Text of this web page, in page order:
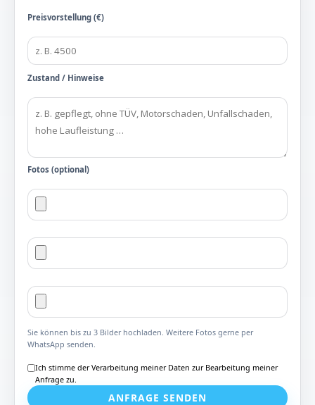
Preisvorstellung (€)
Zustand / Hinweise
Fotos (optional)
Sie können bis zu 3 Bilder hochladen. Weitere Fotos gerne per
WhatsApp senden.
Ich stimme der Verarbeitung meiner Daten zur Bearbeitung meiner
Anfrage zu.
ANFRAGE SENDEN